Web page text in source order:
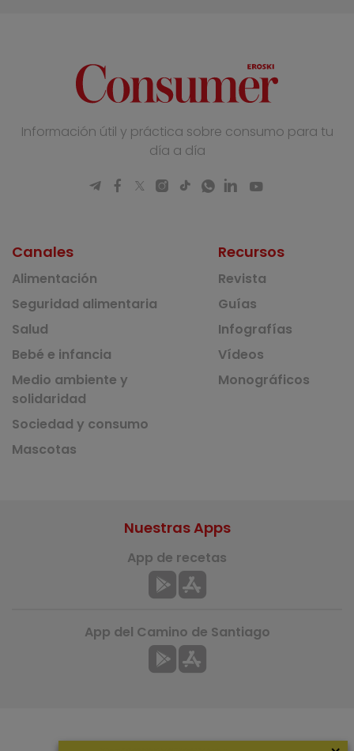
Información útil y práctica sobre consumo para tu
día a día
Canales
Alimentación
Seguridad alimentaria
Salud
Bebé e infancia
Medio ambiente y
solidaridad
Sociedad y consumo
Mascotas
Recursos
Revista
Guías
Infografías
Vídeos
Monográficos
Nuestras Apps
App de recetas
App del Camino de Santiago